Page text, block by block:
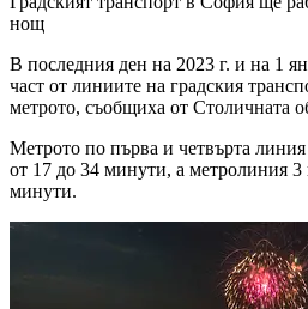
нощ
В последния ден на 2023 г. и на 1
част от линиите на градския
метрото, съобщиха от Столичната
Метрото по първа и четвърта
от 17 до 34 минути, а метролиния
минути.